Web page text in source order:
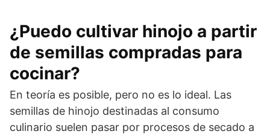
¿Puedo cultivar hinojo a partir
de semillas compradas para
cocinar?
En teoría es posible, pero no es lo ideal. Las
semillas de hinojo destinadas al consumo
culinario suelen pasar por procesos de secado a